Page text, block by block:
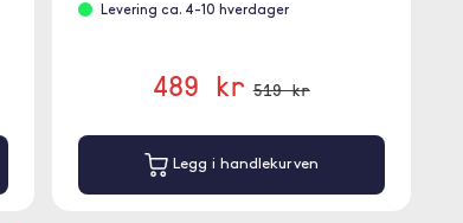
Levering ca. 4-10 hverdager
489 kr 519 kr
Legg i handlekurven